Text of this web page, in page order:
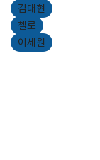
김대현
첼로
이세원